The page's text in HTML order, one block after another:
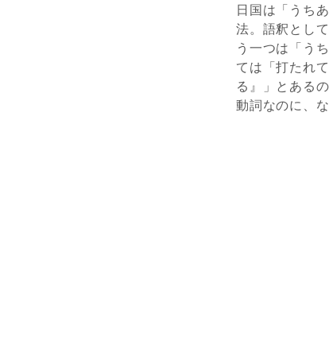
日国は「うち
法。語釈とし
う一つは「う
ては「打たれ
る』」とある
動詞なのに、